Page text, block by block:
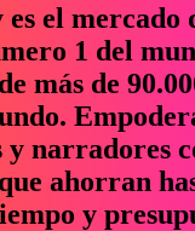
es el mercado
1 del
más de
y narradores
ahorran
y